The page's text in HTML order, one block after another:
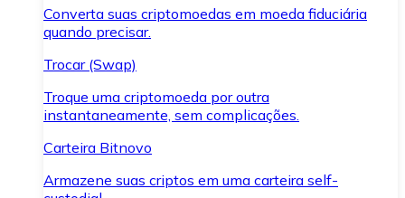
Converta suas criptomoedas em moeda fiduciária
quando precisar.
Trocar (Swap)
Troque uma criptomoeda por outra
instantaneamente, sem complicações.
Carteira Bitnovo
Armazene suas criptos em uma carteira self-